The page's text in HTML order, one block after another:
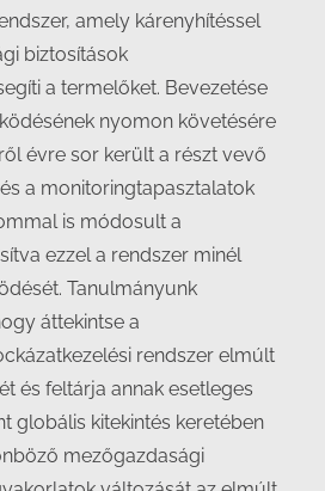
amely kárenyhítéssel
biztosítások
a termelőket. Bevezetése
nyomon követésére
évre sor került a részt vevő
a monitoringtapasztalatok
is módosult a
ezzel a rendszer minél
Tanulmányunk
áttekintse a
rendszer elmúlt
és feltárja annak esetleges
globális kitekintés keretében
mezőgazdasági